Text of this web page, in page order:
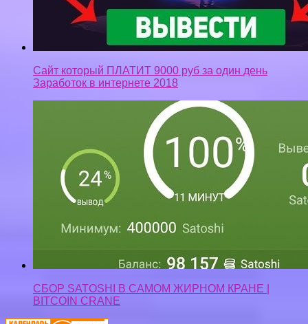
Сайт который ПЛАТИТ 9000 руб за один день
Заработок в интернете 2018
СБОР SATOSHI В САМОМ ЖИРНОМ КРАНЕ |
BITCOIN CRANE